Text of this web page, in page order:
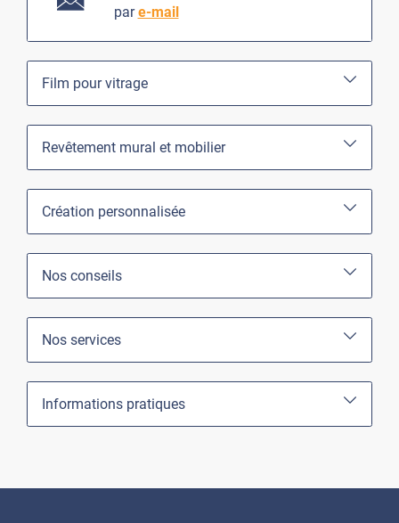
pare-mail
Film pour vitrage
Revêtement mural et mobilier
Création personnalisée
Nos conseils
Nos services
Informations pratiques